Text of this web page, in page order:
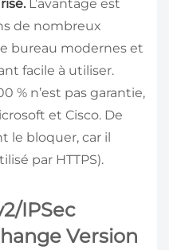
L’avantage est
de nombreux
bureau modernes et
facile à utiliser.
% n’est pas garantie,
et Cisco. De
le bloquer, car il
par HTTPS).
IPSec
Version